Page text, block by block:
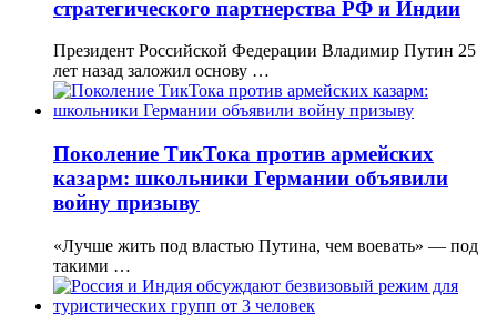
стратегического партнерства РФ и Индии
Президент Российской Федерации Владимир Путин 25
лет назад заложил основу …
Поколение ТикТока против армейских
казарм: школьники Германии объявили
войну призыву
«Лучше жить под властью Путина, чем воевать» — под
такими …